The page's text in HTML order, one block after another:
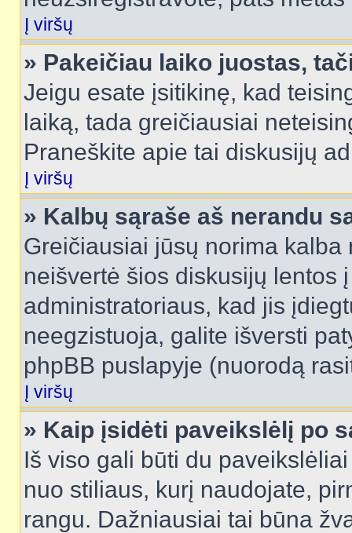
Į viršų
» Pakeičiau laiko juostas,
Jeigu esate įsitikinę, kad
laiką, tada greičiausiai
Praneškite apie tai diskusijų
Į viršų
» Kalbų sąraše aš nerandu
Greičiausiai jūsų norima
neišvertė šios diskusijų lentos
administratoriaus, kad jis
neegzistuoja, galite išversti
phpBB puslapyje (nuorodą
Į viršų
» Kaip įsidėti paveikslėlį po
Iš viso gali būti du
nuo stiliaus, kurį naudojate,
rangu. Dažniausiai tai būna